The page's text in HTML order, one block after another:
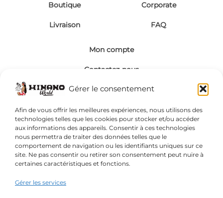
Gérer le consentement
Afin de vous offrir les meilleures expériences, nous utilisons des
technologies telles que les cookies pour stocker et/ou accéder
aux informations des appareils. Consentir à ces technologies
nous permettra de traiter des données telles que le
comportement de navigation ou les identifiants uniques sur ce
site. Ne pas consentir ou retirer son consentement peut nuire à
certaines caractéristiques et fonctions.
Gérer les services
Boutique
Livraison
Corporate
FAQ
Mon compte
Contactez-nous